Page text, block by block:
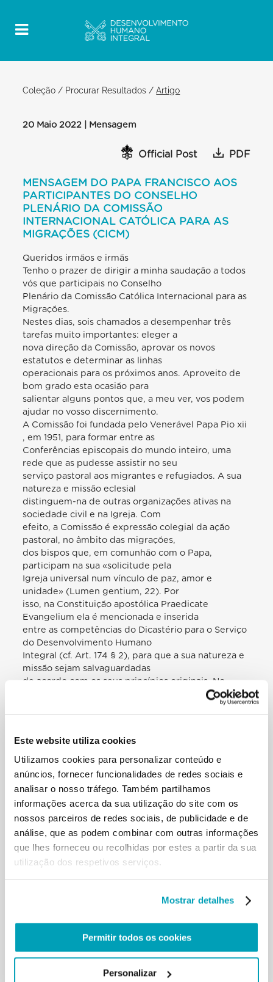
Este website utiliza cookies
Utilizamos cookies para personalizar conteúdo e
anúncios, fornecer funcionalidades de redes sociais e
analisar o nosso tráfego. Também partilhamos
informações acerca da sua utilização do site com os
nossos parceiros de redes sociais, de publicidade e de
análise, que as podem combinar com outras informações
que lhes forneceu ou recolhidas por estes a partir da sua
utilização dos respetivos serviços.
Mostrar detalhes
Permitir todos os cookies
Personalizar
Coleção / Procurar Resultados /Artigo
20 Maio 2022 | Mensagem
Official Post PDF
MENSAGEM DO PAPA FRANCISCO AOS
PARTICIPANTES DO CONSELHO
PLENÁRIO DA COMISSÃO
INTERNACIONAL CATÓLICA PARA AS
MIGRAÇÕES (CICM)
Queridos irmãos e irmãs
Tenho o prazer de dirigir a minha saudação a todos
vós que participais no Conselho
Plenário da Comissão Católica Internacional para as
Migrações.
Nestes dias, sois chamados a desempenhar três
tarefas muito importantes: eleger a
nova direção da Comissão, aprovar os novos
estatutos e determinar as linhas
operacionais para os próximos anos. Aproveito de
bom grado esta ocasião para
salientar alguns pontos que, a meu ver, vos podem
ajudar no vosso discernimento.
A Comissão foi fundada pelo Venerável Papa Pio xii
, em 1951, para formar entre as
Conferências episcopais do mundo inteiro, uma
rede que as pudesse assistir no seu
serviço pastoral aos migrantes e refugiados. A sua
natureza e missão eclesial
distinguem-na de outras organizações ativas na
sociedade civil e na Igreja. Com
efeito, a Comissão é expressão colegial da ação
pastoral, no âmbito das migrações,
dos bispos que, em comunhão com o Papa,
participam na sua «solicitude pela
Igreja universal num vínculo de paz, amor e
unidade» (Lumen gentium, 22). Por
isso, na Constituição apostólica Praedicate
Evangelium ela é mencionada e inserida
entre as competências do Dicastério para o Serviço
do Desenvolvimento Humano
Integral (cf. Art. 174 § 2), para que a sua natureza e
missão sejam salvaguardadas
de acordo com os seus princípios originais. No
promover e integrar os migrantes e
os refugiados é confirmada pela vossa presença.
A missão eclesial da Comissão realiza-se em duas
direções: ad intra e ad extra .
Em primeiro lugar, ela é chamada a oferecer
assistência qualificada às Conferências
episcopais e Dioceses, que devem enfrentar os
numerosos e complexos desafios
migratórios da atualidade. Por conseguinte, está
comprometida na promoção do
especializada dos agentes pastorais no âmbito da
Igrejas particulares e de acordo com as próprias
competências.
Ad extra, a Comissão é chamada a enfrentar os
migratórias com programas específicos, sempre em